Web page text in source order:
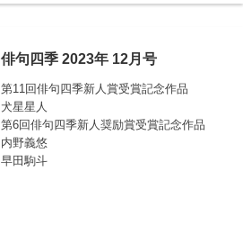
俳句四季 2023年 12月号
第11回俳句四季新人賞受賞記念作品
犬星星人
第6回俳句四季新人奨励賞受賞記念作品
内野義悠
早田駒斗